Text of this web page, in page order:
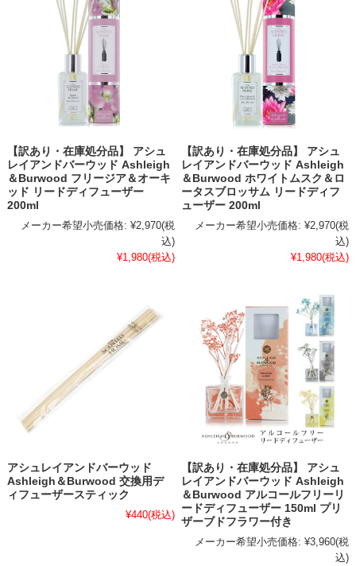
【訳あり・在庫処分品】 アシュ
レイアンドバーウッド Ashleigh
＆Burwood フリージア＆オーキ
ッド リードディフューザー
200ml
メーカー希望小売価格: ¥2,970(税
込)
¥1,980(税込)
【訳あり・在庫処分品】 アシュ
レイアンドバーウッド Ashleigh
＆Burwood ホワイトムスク＆ロ
ータスブロッサム リードディフ
ューザー 200ml
メーカー希望小売価格: ¥2,970(税
込)
¥1,980(税込)
アシュレイアンドバーウッド
Ashleigh＆Burwood 交換用デ
ィフューザースティック
¥440(税込)
【訳あり・在庫処分品】 アシュ
レイアンドバーウッド Ashleigh
＆Burwood アルコールフリーリ
ードディフューザー 150ml プリ
ザーブドフラワー付き
メーカー希望小売価格: ¥3,960(税
込)